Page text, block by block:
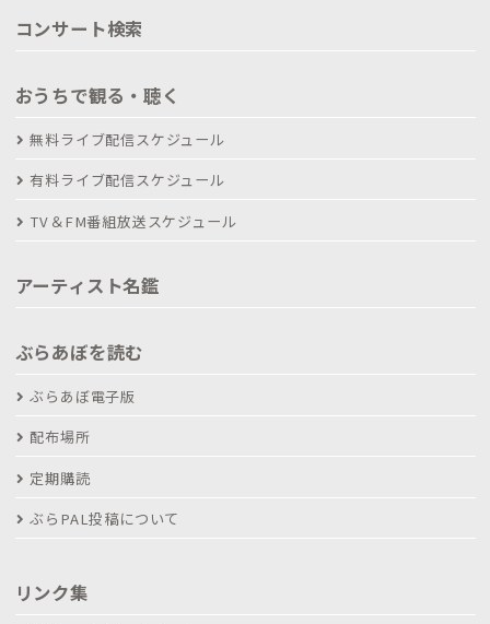
コンサート検索
おうちで観る・聴く
無料ライブ配信スケジュール
有料ライブ配信スケジュール
TV＆FM番組放送スケジュール
アーティスト名鑑
ぶらあぼを読む
ぶらあぼ電子版
配布場所
定期購読
ぶらPAL投稿について
リンク集